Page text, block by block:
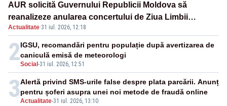
AUR solicită Guvernului Republicii Moldova să
reanalizeze anularea concertului de Ziua Limbii
Române
Actualitate·31 iul. 2026, 12:18
2Social -31 iul. 2026, 12:51
IGSU, recomandări pentru populație după avertizarea de
caniculă emisă de meteorologi
3Actualitate-31 iul. 2026, 13:10
Alertă privind SMS-urile false despre plata parcării. Anunț
pentru șoferi asupra unei noi metode de fraudă online